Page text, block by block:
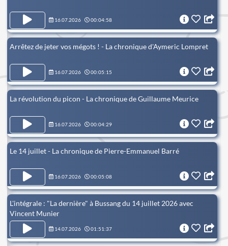
16.07.2026 00:04:58
Arrêtez de jeter vos mégots ! - La chronique d'Aymeric Lompret
16.07.2026 00:05:15
La révolution du picon - La chronique de Guillaume Meurice
16.07.2026 00:04:29
Le 14 juillet - La chronique de Pierre-Emmanuel Barré
16.07.2026 00:05:08
L'intégrale : "La dernière" à Bussang du 14 juillet 2026 avec
Vincent Munier
14.07.2026 01:51:37